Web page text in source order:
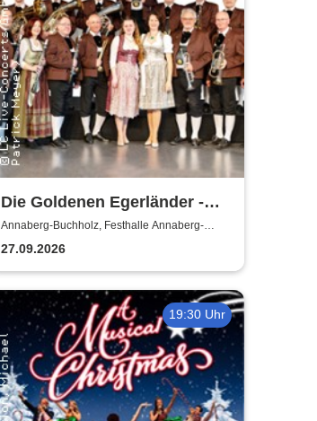
Die Goldenen Egerländer -
Melodien aus dem Egerland
Annaberg-Buchholz, Festhalle Annaberg-
27.09.2026
19:30 Uhr